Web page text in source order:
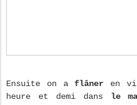
Ensuite on aflâner en
heure et demi dans le